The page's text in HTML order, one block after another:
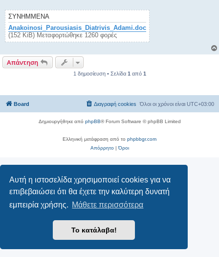
Αυτή η ιστοσελίδα χρησιμοποιεί cookies για να
επιβεβαιώσει ότι θα έχετε την καλύτερη δυνατή
εμπειρία χρήσης. Μάθετε περισσότερα
Το κατάλαβα!
ε
υ
σ
η
ΣΥΝΗΜΜΈΝΑ
Anakoinosi_Parousiasis_Diatrivis_Adami.doc
(152 KiB) Μεταφορτώθηκε 1260 φορές
Απάντηση
1 δημοσίευση • Σελίδα 1 από 1
Board Όλοι οι χρόνοι είναι UTC+03:00
Διαγραφή cookies
Δημιουργήθηκε από phpBB® Forum Software © phpBB Limited
Ελληνική μετάφραση από το phpbbgr.com
Απόρρητο|Όροι